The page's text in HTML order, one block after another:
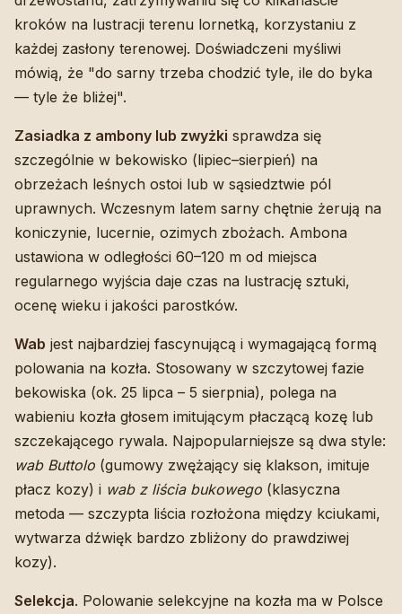
kroków na lustracji terenu lornetką, korzystaniu z
każdej zasłony terenowej. Doświadczeni myśliwi
mówią, że "do sarny trzeba chodzić tyle, ile do byka
— tyle że bliżej".
Zasiadka z ambony lub zwyżki sprawdza się
szczególnie w bekowisko (lipiec–sierpień) na
obrzeżach leśnych ostoi lub w sąsiedztwie pól
uprawnych. Wczesnym latem sarny chętnie żerują na
koniczynie, lucernie, ozimych zbożach. Ambona
ustawiona w odległości 60–120 m od miejsca
regularnego wyjścia daje czas na lustrację sztuki,
ocenę wieku i jakości parostków.
Wab jest najbardziej fascynującą i wymagającą formą
polowania na kozła. Stosowany w szczytowej fazie
bekowiska (ok. 25 lipca – 5 sierpnia), polega na
wabieniu kozła głosem imitującym płaczącą kozę lub
szczekającego rywala. Najpopularniejsze są dwa style:
wab Buttolo (gumowy zwężający się klakson, imituje
płacz kozy) i wab z liścia bukowego (klasyczna
metoda — szczypta liścia rozłożona między kciukami,
wytwarza dźwięk bardzo zbliżony do prawdziwej
kozy).
Selekcja. Polowanie selekcyjne na kozła ma w Polsce